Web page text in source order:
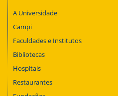
A Universidade
Campi
Faculdades e Institutos
Bibliotecas
Hospitais
Restaurantes